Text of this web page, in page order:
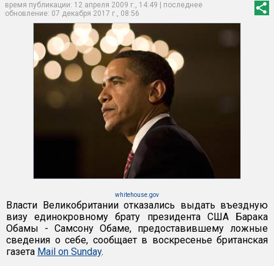
время публикации: 12 апреля 2009 г., 14:49 | последнее
обновление: 07 декабря 2017 г., 08:56
whitehouse.gov
Власти Великобритании отказались выдать въездную
визу единокровному брату президента США Барака
Обамы - Самсону Обаме, предоставившему ложные
сведения о себе, сообщает в воскресенье британская
газета Mail on Sunday.